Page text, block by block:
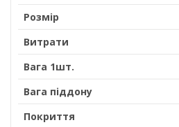
Розмір
Витрати
Вага 1шт.
Вага піддону
Покриття